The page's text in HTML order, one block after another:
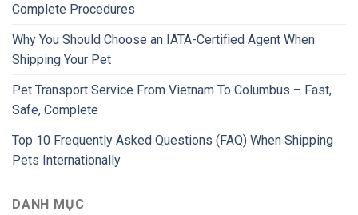
Complete Procedures
Why You Should Choose an IATA-Certified Agent When
Shipping Your Pet
Pet Transport Service From Vietnam To Columbus – Fast,
Safe, Complete
Top 10 Frequently Asked Questions (FAQ) When Shipping
Pets Internationally
DANH MỤC